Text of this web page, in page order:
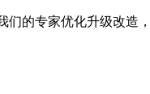
们的专家优化升级改造